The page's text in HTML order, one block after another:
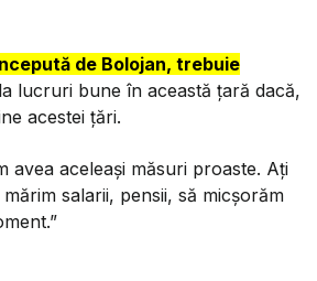
de Bolojan, trebuie
lucruri bune în această țară dacă,
acestei țări.
avea aceleași măsuri proaste. Ați
salarii, pensii, să micșorăm